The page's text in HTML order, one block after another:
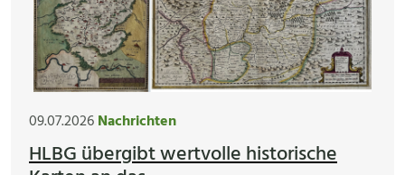
09.07.2026Nachrichten
HLBG übergibt wertvolle historische